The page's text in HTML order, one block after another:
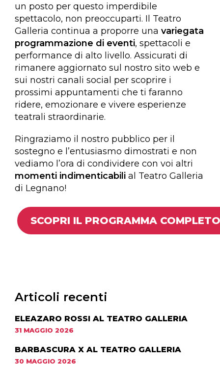
un posto per questo imperdibile
spettacolo, non preoccuparti. Il Teatro
Galleria continua a proporre una variegata
programmazione di eventi, spettacoli e
performance di alto livello. Assicurati di
rimanere aggiornato sul nostro sito web e
sui nostri canali social per scoprire i
prossimi appuntamenti che ti faranno
ridere, emozionare e vivere esperienze
teatrali straordinarie.
Ringraziamo il nostro pubblico per il
sostegno e l’entusiasmo dimostrati e non
vediamo l’ora di condividere con voi altri
momenti indimenticabili al Teatro Galleria
di Legnano!
SCOPRI IL PROGRAMMA COMPLETO
Articoli recenti
ELEAZARO ROSSI AL TEATRO GALLERIA
31 MAGGIO 2026
BARBASCURA X AL TEATRO GALLERIA
30 MAGGIO 2026